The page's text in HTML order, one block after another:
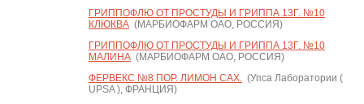
ГРИППОФЛЮ ОТ ПРОСТУДЫ И ГРИППА 13Г. №10
КЛЮКВА(МАРБИОФАРМ ОАО, РОССИЯ)
ГРИППОФЛЮ ОТ ПРОСТУДЫ И ГРИППА 13Г. №10
МАЛИНА(МАРБИОФАРМ ОАО, РОССИЯ)
ФЕРВЕКС №8 ПОР. ЛИМОН САХ.(Упса Лаборатории (
UPSA ), ФРАНЦИЯ)